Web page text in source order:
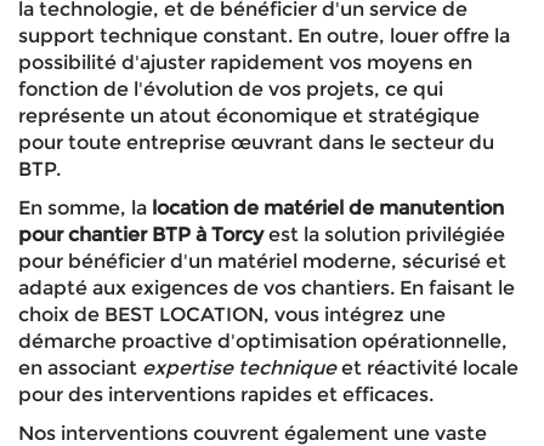
la technologie, et de bénéficier d'un service de
support technique constant. En outre, louer offre la
possibilité d'ajuster rapidement vos moyens en
fonction de l'évolution de vos projets, ce qui
représente un atout économique et stratégique
pour toute entreprise œuvrant dans le secteur du
BTP.
En somme, la location de matériel de manutention
pour chantier BTP à Torcyest la solution privilégiée
pour bénéficier d'un matériel moderne, sécurisé et
adapté aux exigences de vos chantiers. En faisant le
choix de BEST LOCATION, vous intégrez une
démarche proactive d'optimisation opérationnelle,
en associant expertise techniqueet réactivité locale
pour des interventions rapides et efficaces.
Nos interventions couvrent également une vaste